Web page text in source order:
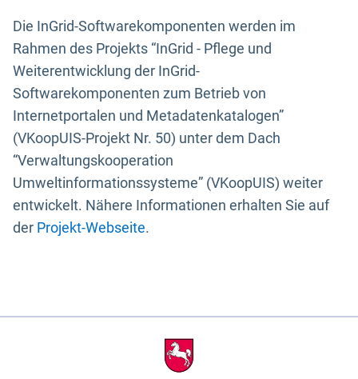
Die InGrid-Softwarekomponenten werden im
Rahmen des Projekts “InGrid - Pflege und
Weiterentwicklung der InGrid-
Softwarekomponenten zum Betrieb von
Internetportalen und Metadatenkatalogen”
(VKoopUIS-Projekt Nr. 50) unter dem Dach
“Verwaltungskooperation
Umweltinformationssysteme” (VKoopUIS) weiter
entwickelt. Nähere Informationen erhalten Sie auf
der Projekt-Webseite.